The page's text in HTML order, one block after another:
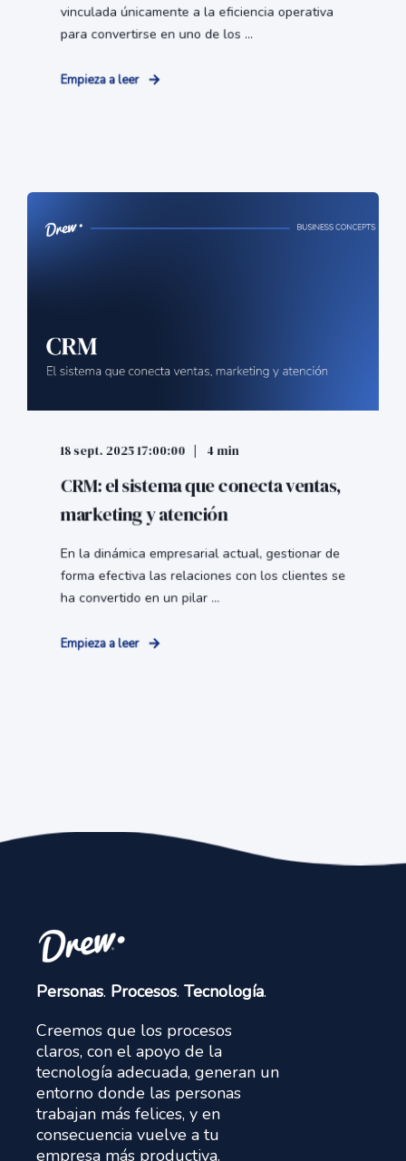
vinculada únicamente a la eficiencia operativa
para convertirse en uno de los ...
Empieza a leer
18 sept. 2025 17:00:00 4 min
CRM: el sistema que conecta ventas,
marketing y atención
En la dinámica empresarial actual, gestionar de
forma efectiva las relaciones con los clientes se
ha convertido en un pilar ...
Empieza a leer
Personas. Procesos. Tecnología.
Creemos que los procesos
claros, con el apoyo de la
tecnología adecuada, generan un
entorno donde las personas
trabajan más felices, y en
consecuencia vuelve a tu
empresa más productiva.